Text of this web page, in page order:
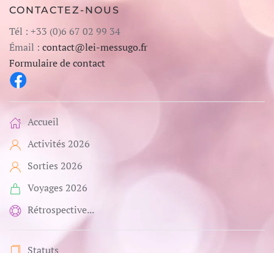
CONTACTEZ-NOUS
Tél : +33 (0)6 67 02 99 34
Émail : contact@lei-messugo.fr
Formulaire de contact
Accueil
Activités 2026
Sorties 2026
Voyages 2026
Rétrospective...
Statuts